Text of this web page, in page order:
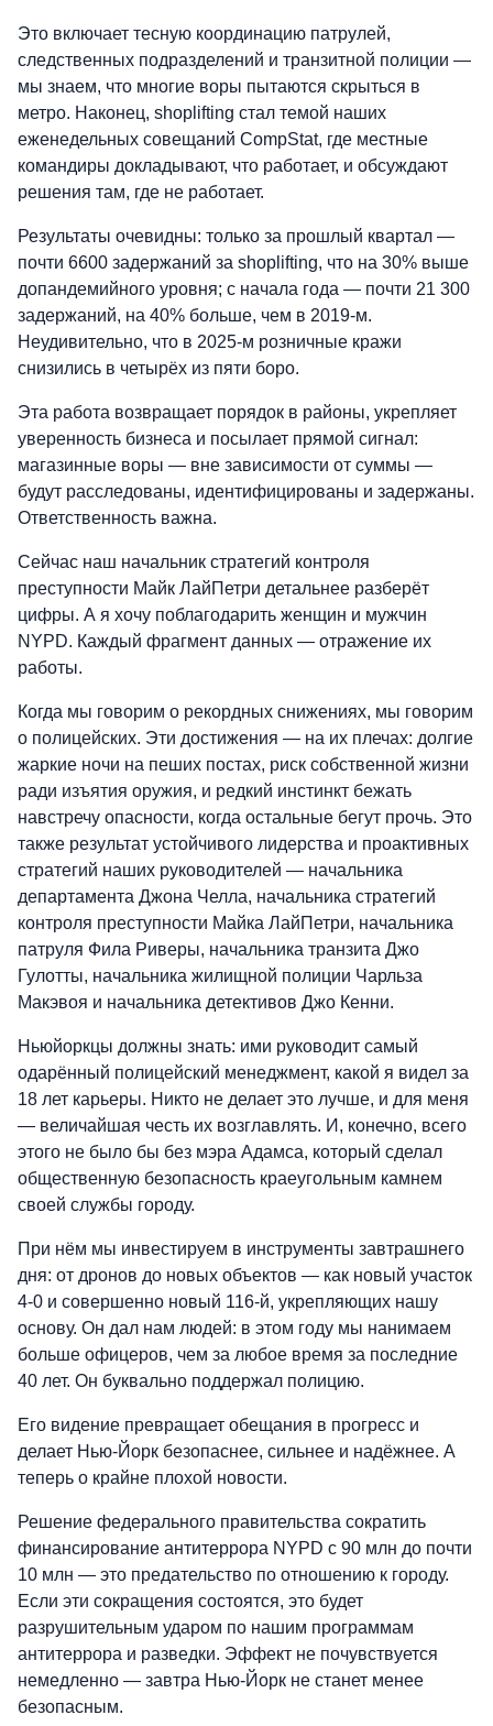
Это включает тесную координацию патрулей,
следственных подразделений и транзитной полиции —
мы знаем, что многие воры пытаются скрыться в
метро. Наконец, shoplifting стал темой наших
еженедельных совещаний CompStat, где местные
командиры докладывают, что работает, и обсуждают
решения там, где не работает.
Результаты очевидны: только за прошлый квартал —
почти 6600 задержаний за shoplifting, что на 30% выше
допандемийного уровня; с начала года — почти 21 300
задержаний, на 40% больше, чем в 2019-м.
Неудивительно, что в 2025-м розничные кражи
снизились в четырёх из пяти боро.
Эта работа возвращает порядок в районы, укрепляет
уверенность бизнеса и посылает прямой сигнал:
магазинные воры — вне зависимости от суммы —
будут расследованы, идентифицированы и задержаны.
Ответственность важна.
Сейчас наш начальник стратегий контроля
преступности Майк ЛайПетри детальнее разберёт
цифры. А я хочу поблагодарить женщин и мужчин
NYPD. Каждый фрагмент данных — отражение их
работы.
Когда мы говорим о рекордных снижениях, мы говорим
о полицейских. Эти достижения — на их плечах: долгие
жаркие ночи на пеших постах, риск собственной жизни
ради изъятия оружия, и редкий инстинкт бежать
навстречу опасности, когда остальные бегут прочь. Это
также результат устойчивого лидерства и проактивных
стратегий наших руководителей — начальника
департамента Джона Челла, начальника стратегий
контроля преступности Майка ЛайПетри, начальника
патруля Фила Риверы, начальника транзита Джо
Гулотты, начальника жилищной полиции Чарльза
Макэвоя и начальника детективов Джо Кенни.
Ньюйоркцы должны знать: ими руководит самый
одарённый полицейский менеджмент, какой я видел за
18 лет карьеры. Никто не делает это лучше, и для меня
— величайшая честь их возглавлять. И, конечно, всего
этого не было бы без мэра Адамса, который сделал
общественную безопасность краеугольным камнем
своей службы городу.
При нём мы инвестируем в инструменты завтрашнего
дня: от дронов до новых объектов — как новый участок
4-0 и совершенно новый 116-й, укрепляющих нашу
основу. Он дал нам людей: в этом году мы нанимаем
больше офицеров, чем за любое время за последние
40 лет. Он буквально поддержал полицию.
Его видение превращает обещания в прогресс и
делает Нью-Йорк безопаснее, сильнее и надёжнее. А
теперь о крайне плохой новости.
Решение федерального правительства сократить
финансирование антитеррора NYPD с 90 млн до почти
10 млн — это предательство по отношению к городу.
Если эти сокращения состоятся, это будет
разрушительным ударом по нашим программам
антитеррора и разведки. Эффект не почувствуется
немедленно — завтра Нью-Йорк не станет менее
безопасным.